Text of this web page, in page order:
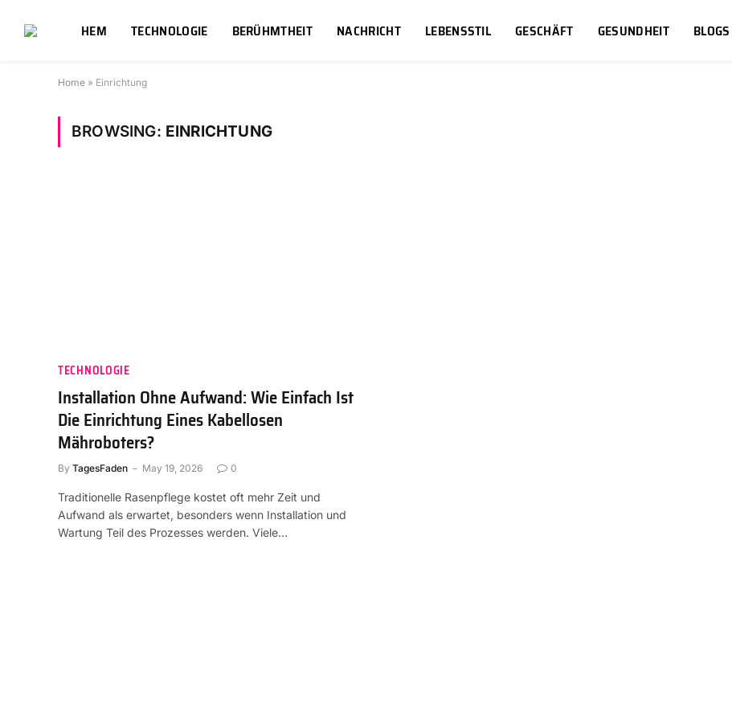
HEM TECHNOLOGIE BERÜHMTHEIT NACHRICHT LEBENSSTIL GESCHÄFT GESUNDHEIT BLOGS
Home » Einrichtung
BROWSING: EINRICHTUNG
TECHNOLOGIE
Installation Ohne Aufwand: Wie Einfach Ist
Die Einrichtung Eines Kabellosen
Mähroboters?
By TagesFaden May 19, 2026 0
Traditionelle Rasenpflege kostet oft mehr Zeit und
Aufwand als erwartet, besonders wenn Installation und
Wartung Teil des Prozesses werden. Viele…